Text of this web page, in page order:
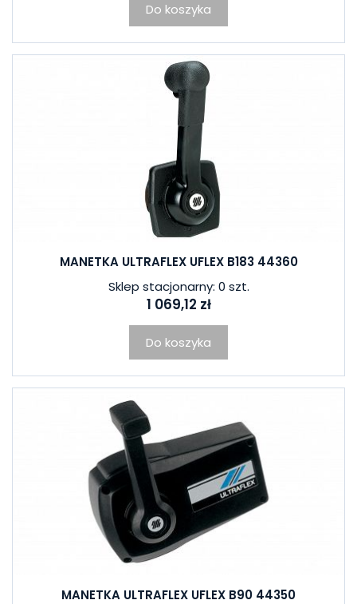
Do koszyka
MANETKA ULTRAFLEX UFLEX B183 44360
Sklep stacjonarny: 0 szt.
1 069,12 zł
Do koszyka
MANETKA ULTRAFLEX UFLEX B90 44350